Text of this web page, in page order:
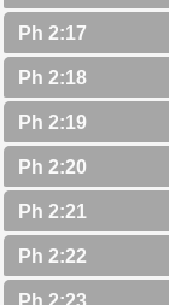
Ph 2:17
Ph 2:18
Ph 2:19
Ph 2:20
Ph 2:21
Ph 2:22
Ph 2:23